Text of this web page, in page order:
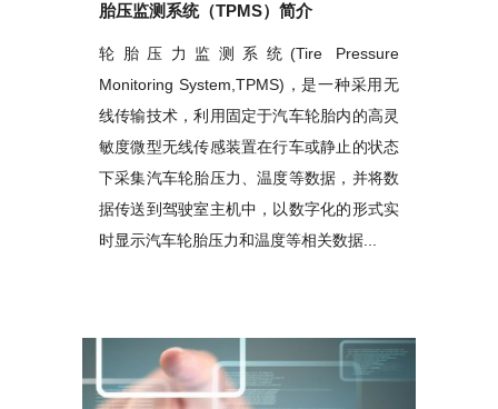
胎压监测系统（TPMS）简介
轮胎压力监测系统(Tire Pressure
Monitoring System,TPMS)，是一种采用无
线传输技术，利用固定于汽车轮胎内的高灵
敏度微型无线传感装置在行车或静止的状态
下采集汽车轮胎压力、温度等数据，并将数
据传送到驾驶室主机中，以数字化的形式实
时显示汽车轮胎压力和温度等相关数据...